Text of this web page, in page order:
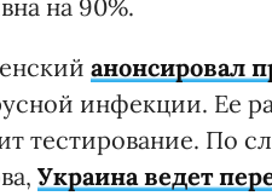
на 90%.
анонсировал
инфекции. Ее
тестирование. По
Украина ведет